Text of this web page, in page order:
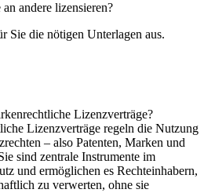
andere lizensieren?
Sie die nötigen Unterlagen aus.
Lizenzverträge?
Lizenzverträge regeln die Nutzung
– also Patenten, Marken und
sind zentrale Instrumente im
und ermöglichen es Rechteinhabern,
zu verwerten, ohne sie